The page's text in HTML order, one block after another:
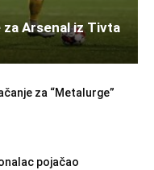
za Arsenal iz Tivta
za “Metalurge”
pojačao